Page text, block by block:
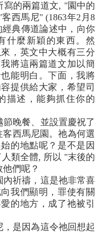
的兩篇道文, "園中的
西馬尼" (1863年2月8
典傳道論述中，向你
什麼新穎的東西。然
，英文中大概有三分
將這兩篇道文加以簡
能明白。下面，我將
提供給大家，希望司
描述，能夠抓住你的
晚餐、並設置慶祝了
西馬尼園。祂為何選
的地點呢？是不是因
類全體, 所以 "末後的
們呢？
祈禱，這是祂非常喜
我們顯明，罪使有關
的地方，成了祂被引
是因為這令祂回想起